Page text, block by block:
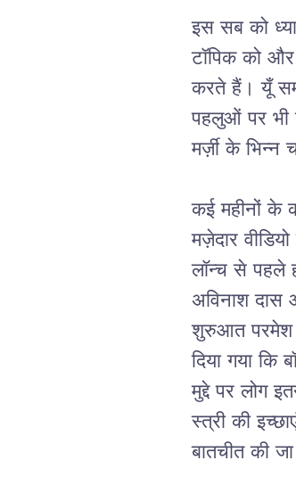
इस सब को
टॉपिक को
करते हैं। यूँ
पहलुओं पर भी
मर्ज़ी के भिन्न
कई महीनों के
मज़ेदार
लॉन्च से पहले
अविनाश दास
शुरुआत परमेश
दिया गया कि
मुद्दे पर लोग
स्त्री की
बातचीत की